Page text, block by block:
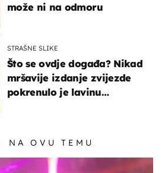
može ni na odmoru
STRAŠNE SLIKE
Što se ovdje događa? Nikad
mršavije izdanje zvijezde
pokrenulo je lavinu
NA OVU TEMU